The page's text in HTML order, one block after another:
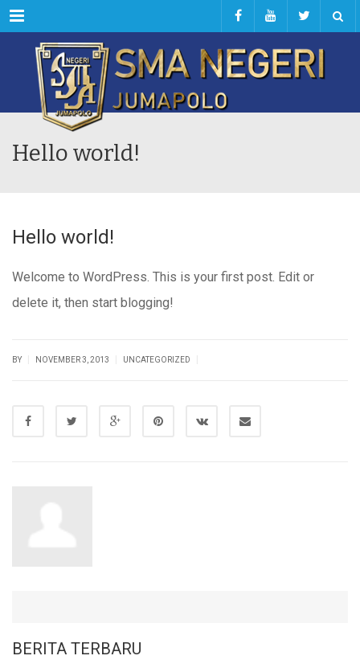
Menu
Hello world!
Hello world!
Welcome to WordPress. This is your first post. Edit or
delete it, then start blogging!
BY NOVEMBER 3, 2013 UNCATEGORIZED
BERITA TERBARU